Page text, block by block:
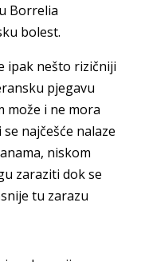
Borrelia
bolest.
ipak nešto rizičniji
pjegavu
može i ne mora
najčešće nalaze
niskom
zaraziti dok se
tu zarazu